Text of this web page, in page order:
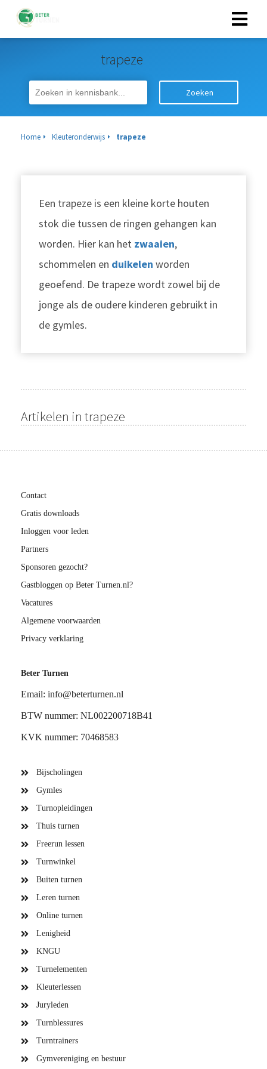
trapeze
Zoeken
Home Kleuteronderwijs trapeze
Een trapeze is een kleine korte houten
stok die tussen de ringen gehangen kan
worden. Hier kan het zwaaien,
schommelen en duikelen worden
geoefend. De trapeze wordt zowel bij de
jonge als de oudere kinderen gebruikt in
de gymles.
Artikelen in trapeze
Contact
Gratis downloads
Inloggen voor leden
Partners
Sponsoren gezocht?
Gastbloggen op Beter Turnen.nl?
Vacatures
Algemene voorwaarden
Privacy verklaring
Beter Turnen
Email: info@beterturnen.nl
BTW nummer: NL002200718B41
KVK nummer: 70468583
Bijscholingen
Gymles
Turnopleidingen
Thuis turnen
Freerun lessen
Turnwinkel
Buiten turnen
Leren turnen
Online turnen
Lenigheid
KNGU
Turnelementen
Kleuterlessen
Juryleden
Turnblessures
Turntrainers
Gymvereniging en bestuur